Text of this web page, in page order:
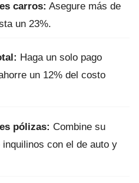
carros: Asegure más de
un 23%.
Haga un solo pago
un 12% del costo
pólizas: Combine su
con el de auto y